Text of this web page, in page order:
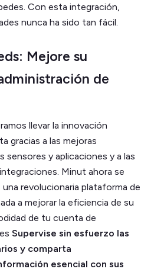
Con esta integración,
nunca ha sido tan fácil.
Mejore su
de
llevar la innovación
gracias a las mejoras
y aplicaciones y a las
Minut ahora se
revolucionaria plataforma de
a mejorar la eficiencia de su
de tu cuenta de
Supervise sin esfuerzo las
y comparta
esencial con sus